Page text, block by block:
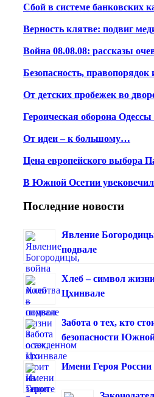
Сбой в системе банковских
Верность клятве: подвиг
Война 08.08.08: рассказы
Безопасность,
От детских пробежек во
Героическая оборона
От идеи – к большому…
Цена европейского выбора
В Южной Осетии
Последние новости
Явление
подвале
Хлеб – символ
Цхинвале
Забота о тех, кто
безопасности
Имени Героя России